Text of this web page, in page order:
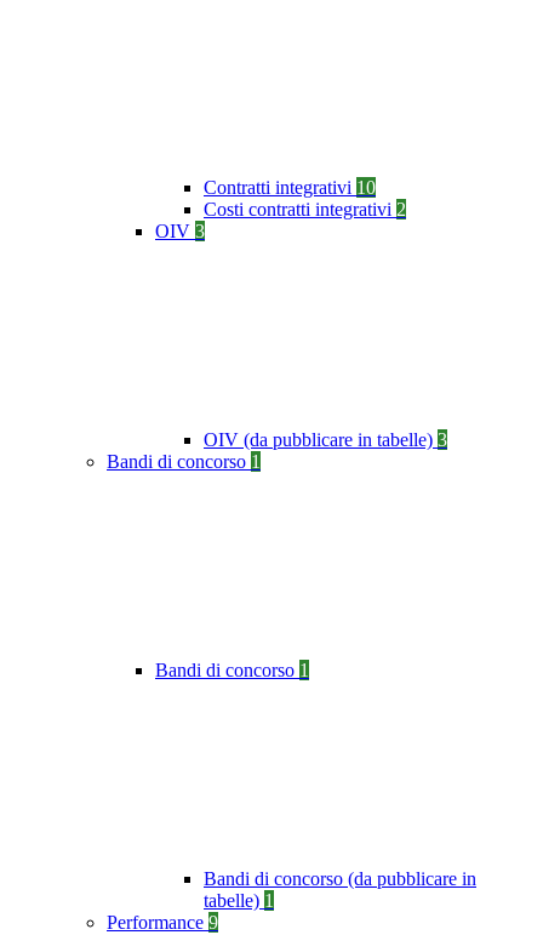
Contratti integrativi 10
Costi contratti integrativi 2
OIV 3
OIV (da pubblicare in tabelle) 3
Bandi di concorso 1
Bandi di concorso 1
Bandi di concorso (da pubblicare in
tabelle) 1
Performance 9